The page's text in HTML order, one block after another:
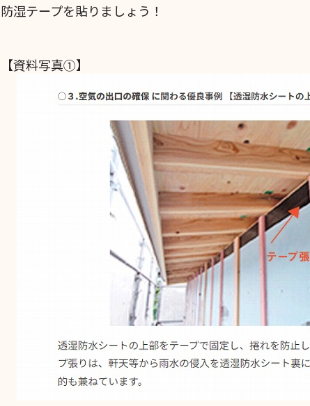
防湿テープを貼りましょう！
【資料写真①】